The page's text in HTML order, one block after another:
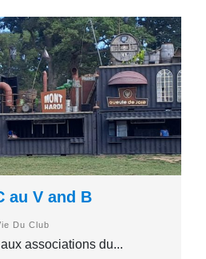
au V and B
Du Club
associations du...